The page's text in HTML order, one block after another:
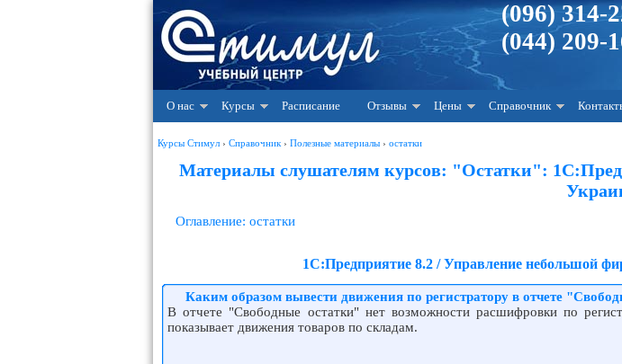
(096) 314-
(044) 209-
О нас Курсы Расписание Отзывы Цены Справочник
Курсы Стимул › Справочник › Полезные материалы › остатки
Материалы слушателям курсов: "Остатки":
Оглавление: остатки
1С:Предприятие 8.2 / Управление небольшой
Каким образом вывести движения по регистратору в отчете
В отчете "Свободные остатки" нет возможности расшифровки по
показывает движения товаров по складам.